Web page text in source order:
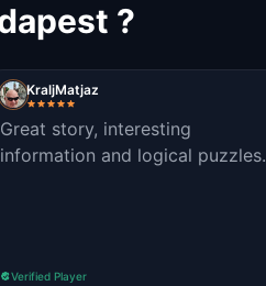
?
KraljMatjaz
Great story, interesting
information and logical puzzles.
Verified Player